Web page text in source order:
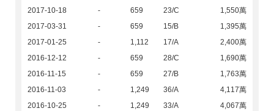
2017-10-18
- 659 23/C
1,550萬
2017-03-31
- 659 15/B
1,395萬
2017-01-25
- 1,112 17/A
2,400萬
2016-12-12
- 659 28/C
1,690萬
2016-11-15
- 659 27/B
1,763萬
2016-11-03
- 1,249 36/A
4,117萬
2016-10-25
- 1,249 33/A
4,067萬